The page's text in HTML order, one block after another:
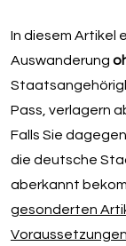
In diesem Artikel
Auswanderung
Pass, verlagern
Falls Sie
die deutsche
aberkannt
gesonderten